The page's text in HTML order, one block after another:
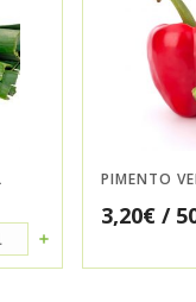
PIMENTO
3,20€ /